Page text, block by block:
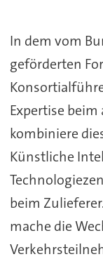
In dem vom
geförderten
Expertise
kombiniere
Künstliche
beim
mache die